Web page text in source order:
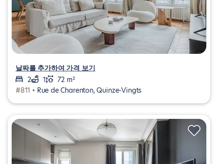
날짜를 추가하여 가격 보기
2
1
72 m²
#811 • Rue de Charenton, Quinze-Vingts